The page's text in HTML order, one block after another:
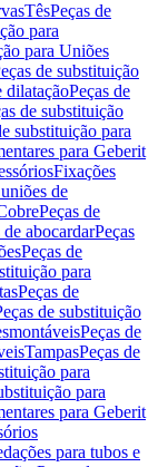
TêsPeças de
para
para Uniões
de substituição
dilataçãoPeças de
de substituição
substituição para
para Geberit
Fixações
de
Peças de
de abocardarPeças
Peças de
para
Peças de
de substituição
Peças de
TampasPeças de
para
para
para Geberit
para tubos e